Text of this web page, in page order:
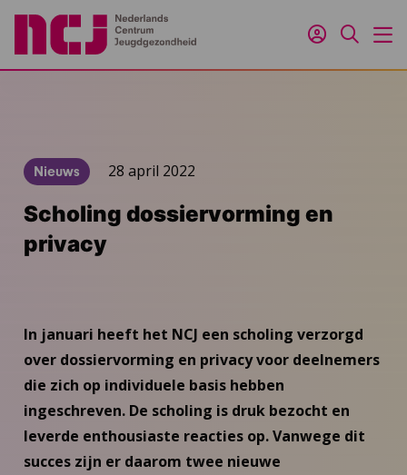
Inloggen
Zoeken
Nieuws 28 april 2022
Scholing dossiervorming en
privacy
In januari heeft het NCJ een scholing verzorgd
over dossiervorming en privacy voor deelnemers
die zich op individuele basis hebben
ingeschreven. De scholing is druk bezocht en
leverde enthousiaste reacties op. Vanwege dit
succes zijn er daarom twee nieuwe